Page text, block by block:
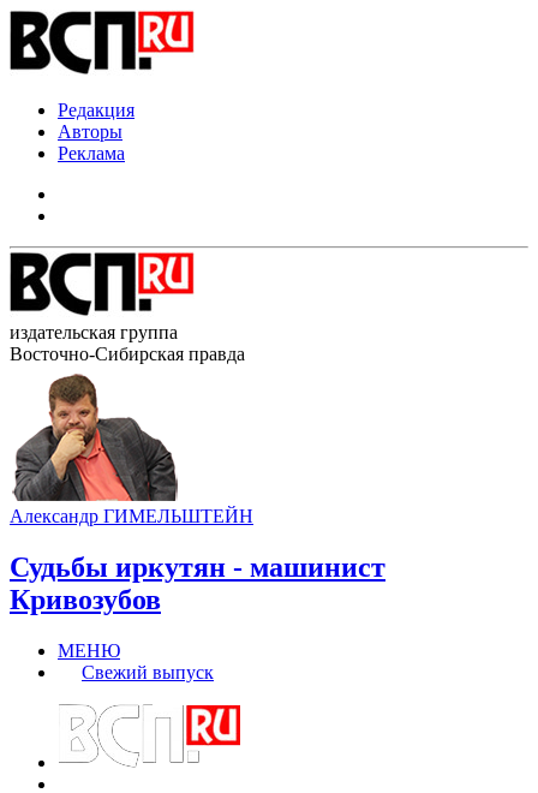
Редакция
Авторы
Реклама
издательская группа
Восточно-Сибирская правда
Александр ГИМЕЛЬШТЕЙН
Судьбы иркутян - машинист
Кривозубов
МЕНЮ
Свежий выпуск